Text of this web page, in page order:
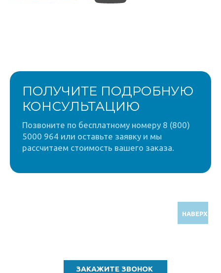
ПОЛУЧИТЕ ПОДРОБНУЮ
КОНСУЛЬТАЦИЮ
Позвоните по бесплатному номеру 8 (800)
5000 964 или оставьте заявку и мы
рассчитаем стоимость вашего заказа.
НАВЕРХ